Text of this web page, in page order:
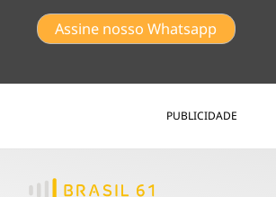
Assine nosso Whatsapp
PUBLICIDADE